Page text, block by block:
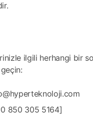
ilgili herhangi bir
850 305 5164]